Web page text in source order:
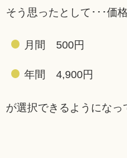
そう思ったとして･･･価
月間 500円
年間 4,900円
が選択できるようになっ